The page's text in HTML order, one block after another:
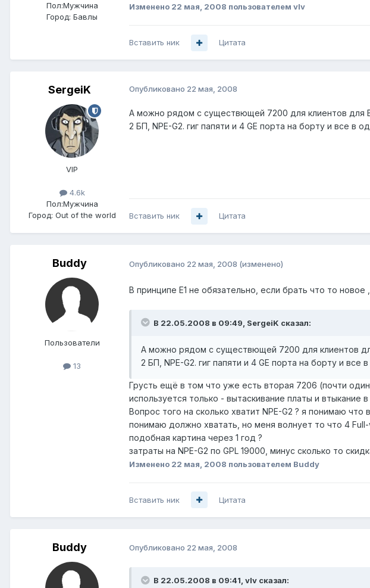
Пол:Мужчина
Город: Бавлы
Изменено 22 мая, 2008 пользователем vIv
Вставить ник Цитата
SergeiK
VIP
4.6k
Пол:Мужчина
Город: Out of the world
Опубликовано 22 мая, 2008
А можно рядом с существющей 7200 для клиентов для
2 БП, NPE-G2. гиг папяти и 4 GE порта на борту и все в
Вставить ник Цитата
Buddy
Пользователи
13
Опубликовано 22 мая, 2008 (изменено)
В принципе Е1 не обязательно, если брать что то
В 22.05.2008 в 09:49, SergeiK сказал:
А можно рядом с существющей 7200 для клиентов
2 БП, NPE-G2. гиг папяти и 4 GE порта на борту и
Грусть ещё в том что уже есть вторая 7206 (почти
используется только - вытаскивание платы и втыкание
Вопрос того на сколько хватит NPE-G2 ? я понимаю
понимаю должно хватать, но меня волнует то что 4
подобная картина через 1 год ?
затраты на NPE-G2 по GPL 19000, минус сколько то
Изменено 22 мая, 2008 пользователем Buddy
Вставить ник Цитата
Buddy Опубликовано 22 мая, 2008
В 22.05.2008 в 09:41, vIv сказал: